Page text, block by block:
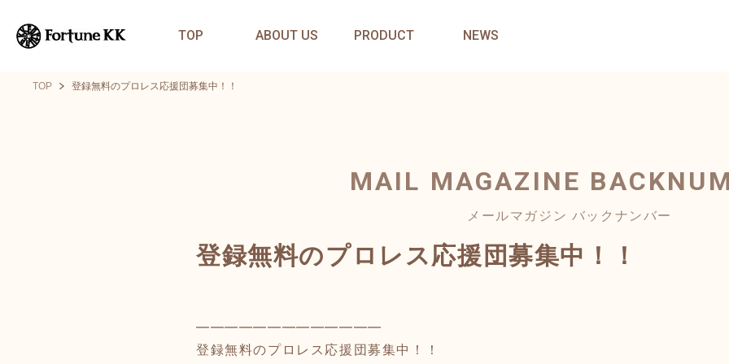
TOP ABOUT US PRODUCT NEWS
TOP 登録無料のプロレス応援団募集中！！
MAIL MAGAZINE
メールマガジン バックナンバー
登録無料のプロレス応援団募集中！！
━━━━━━━━━━━━━
登録無料のプロレス応援団募集中！！